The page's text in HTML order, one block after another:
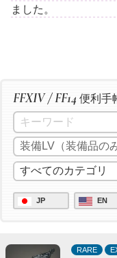
ました。
FFXIV / FF14 便利手
JP EN
RARE